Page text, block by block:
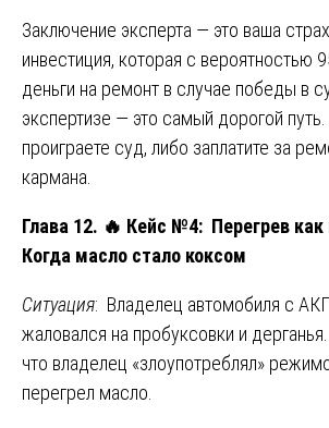
Заключение эксперта — это ваша
инвестиция, которая с вероятностью
деньги на ремонт в случае победы в
экспертизе — это самый дорогой
проиграете суд, либо заплатите за
кармана.
Глава 12. 🔥 Кейс №4: Перегрев как
Когда масло стало коксом
Ситуация: Владелец автомобиля с
жаловался на пробуксовки и
что владелец «злоупотреблял»
перегрел масло.